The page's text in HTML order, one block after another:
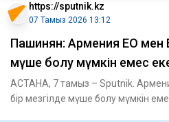
https://sputnik.kz
07 Тамыз 2026 13:12
Пашинян: Армения ЕО мен
мүше болу мүмкін емес
АСТАНА, 7 тамыз – Sputnik.
бір мезгілде мүше болу мүмкін